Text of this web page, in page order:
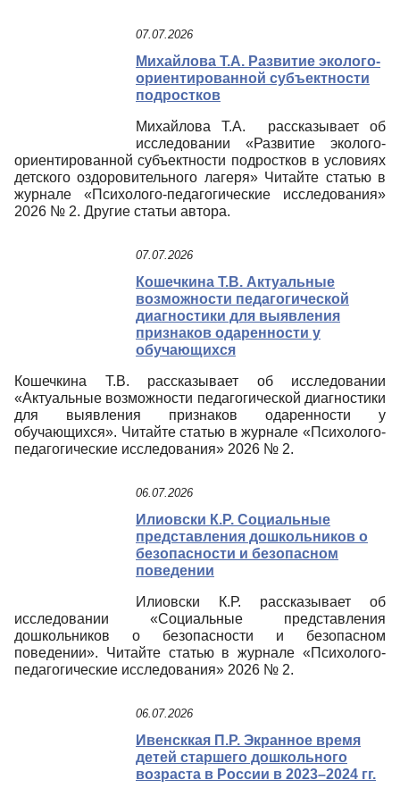
07.07.2026
Михайлова Т.А. Развитие эколого-
ориентированной субъектности
подростков
Михайлова Т.А. рассказывает об
исследовании «Развитие эколого-
ориентированной субъектности подростков в условиях
детского оздоровительного лагеря» Читайте статью в
журнале «Психолого-педагогические исследования»
2026 № 2. Другие статьи автора.
07.07.2026
Кошечкина Т.В. Актуальные
возможности педагогической
диагностики для выявления
признаков одаренности у
обучающихся
Кошечкина Т.В. рассказывает об исследовании
«Актуальные возможности педагогической диагностики
для выявления признаков одаренности у
обучающихся». Читайте статью в журнале «Психолого-
педагогические исследования» 2026 № 2.
06.07.2026
Илиовски К.Р. Социальные
представления дошкольников о
безопасности и безопасном
поведении
Илиовски К.Р. рассказывает об
исследовании «Социальные представления
дошкольников о безопасности и безопасном
поведении». Читайте статью в журнале «Психолого-
педагогические исследования» 2026 № 2.
06.07.2026
Ивенсккая П.Р. Экранное время
детей старшего дошкольного
возраста в России в 2023–2024 гг.